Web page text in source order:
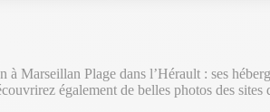
Marseillan Plage dans l’Hérault : ses
également de belles photos des